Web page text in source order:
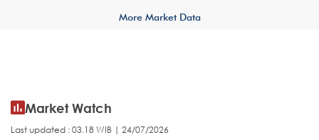
More Market Data
Market Watch
Last updated : 03.18 WIB | 24/07/2026